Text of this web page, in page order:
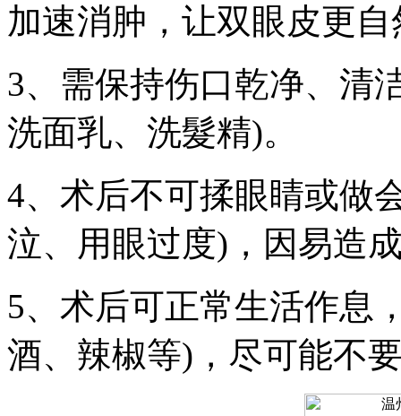
加速消肿，让双眼皮更自
3、需保持伤口乾净、清
洗面乳、洗髮精)。
4、术后不可揉眼睛或做
泣、用眼过度)，因易造
5、术后可正常生活作息
酒、辣椒等)，尽可能不